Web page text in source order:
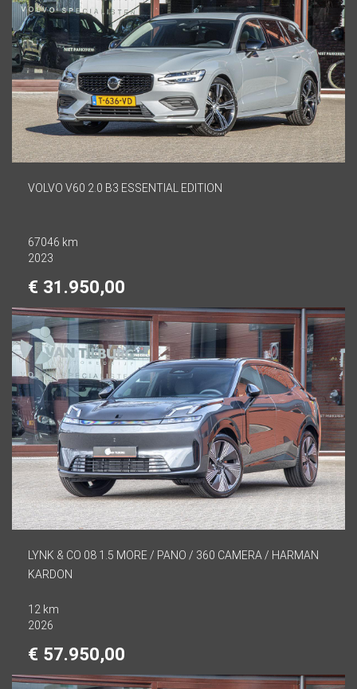
VOLVO V60 2.0 B3 ESSENTIAL EDITION
67046 km
2023
€ 31.950,00
LYNK & CO 08 1.5 MORE / PANO / 360 CAMERA / HARMAN
KARDON
12 km
2026
€ 57.950,00